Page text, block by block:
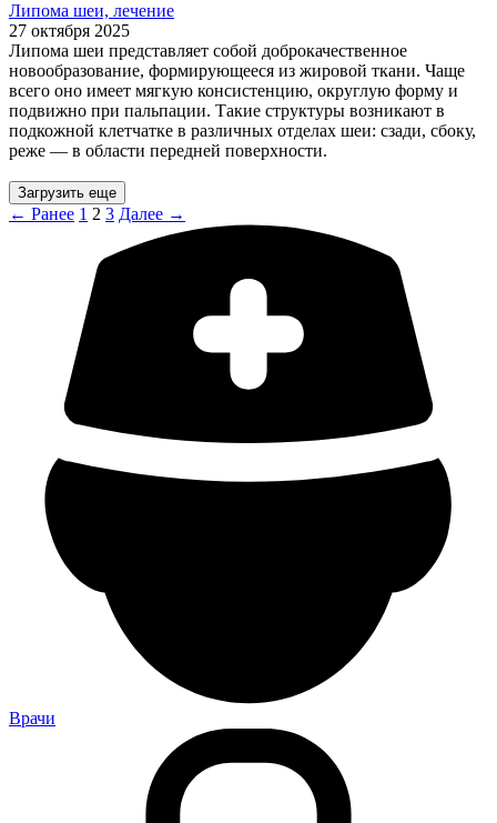
Липома шеи, лечение
27 октября 2025
Липома шеи представляет собой доброкачественное
новообразование, формирующееся из жировой ткани. Чаще
всего оно имеет мягкую консистенцию, округлую форму и
подвижно при пальпации. Такие структуры возникают в
подкожной клетчатке в различных отделах шеи: сзади, сбоку,
реже — в области передней поверхности.
Загрузить еще
← Ранее 1 2 3 Далее →
Врачи